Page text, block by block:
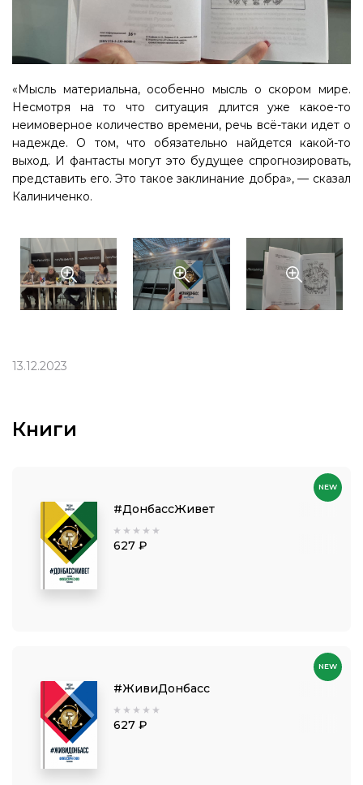
«Мысль материальна, особенно мысль о скором мире.
Несмотря на то что ситуация длится уже какое-то
неимоверное количество времени, речь всё-таки идет о
надежде. О том, что обязательно найдется какой-то
выход. И фантасты могут это будущее спрогнозировать,
представить его. Это такое заклинание добра», — сказал
Калиниченко.
13.12.2023
Книги
#ДонбассЖивет
627 ₽
NEW
#ЖивиДонбасс
627 ₽
NEW